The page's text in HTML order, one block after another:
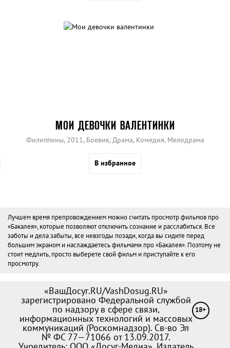
МОИ ДЕВОЧКИ ВАЛЕНТИНКИ
Филиппины, 2011, Боевик, Драма, Комедия, Мелодрама
В избранное
Лучшем время препровождением можно считать просмотр фильмов про
«Бакалея», которые позволяют отключить сознание и расслабиться. Все
заботы и дела забыты, все невзгоды позади, когда вы сидите перед
большим экраном и наслаждаетесь фильмами про «Бакалея». Поэтому не
стоит медлить, просто выберете свой фильм и приступайте к его
просмотру.
«ВашДосуг.RU/VashDosug.RU»
зарегистрировано Федеральной службой
по надзору в сфере связи,
информационных технологий и массовых
коммуникаций (Роскомнадзор). Св-во Эл
№ ФС 77—71066 от 13.09.2017.
18+